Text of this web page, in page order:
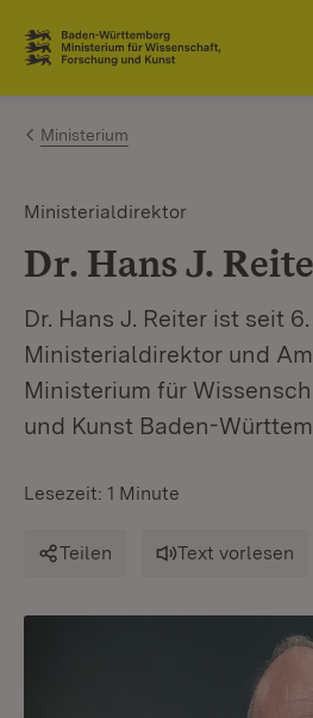
Zum Inhalt springen
Link zur Startseite
Ministerium
Ministerialdirektor
Dr. Hans J.
Dr. Hans J. Reiter ist seit
Ministerialdirektor und
Ministerium für
und Kunst Baden-
Lesezeit: 1 Minute
Teilen Text vorlesen